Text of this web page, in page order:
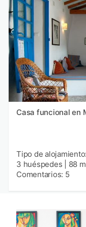
Casa funcional en
Tipo de
3 huéspedes
88
Comentarios: 5